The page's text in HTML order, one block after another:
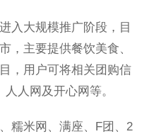
大规模推广阶段，目
，主要提供餐饮美食、
，用户可将相关团购信
人网及开心网等。
米网、满座、F团、2